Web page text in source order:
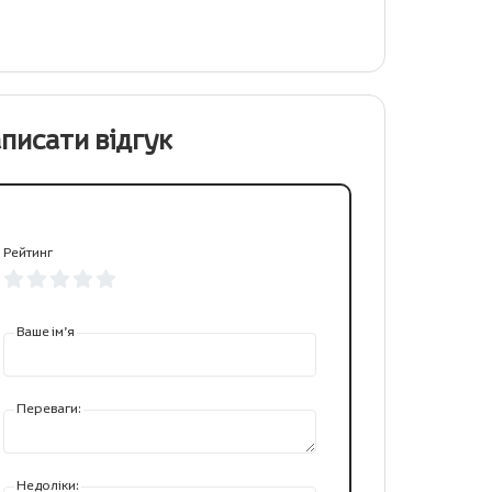
відгук
Рейтинг
Ваше ім’я
Переваги:
Недоліки: